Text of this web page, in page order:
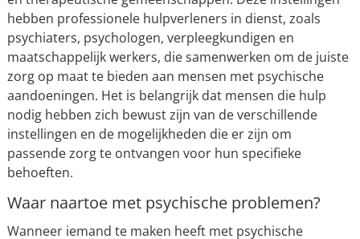
hebben professionele hulpverleners in dienst, zoals
psychiaters, psychologen, verpleegkundigen en
maatschappelijk werkers, die samenwerken om de juiste
zorg op maat te bieden aan mensen met psychische
aandoeningen. Het is belangrijk dat mensen die hulp
nodig hebben zich bewust zijn van de verschillende
instellingen en de mogelijkheden die er zijn om
passende zorg te ontvangen voor hun specifieke
behoeften.
Waar naartoe met psychische problemen?
Wanneer iemand te maken heeft met psychische